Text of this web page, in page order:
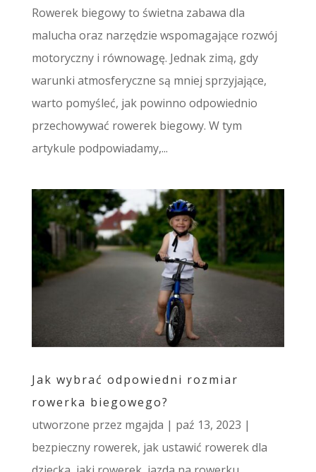
Rowerek biegowy to świetna zabawa dla
malucha oraz narzędzie wspomagające rozwój
motoryczny i równowagę. Jednak zimą, gdy
warunki atmosferyczne są mniej sprzyjające,
warto pomyśleć, jak powinno odpowiednio
przechowywać rowerek biegowy. W tym
artykule podpowiadamy,...
Jak wybrać odpowiedni rozmiar
rowerka biegowego?
utworzone przez mgajda | paź 13, 2023 |
bezpieczny rowerek, jak ustawić rowerek dla